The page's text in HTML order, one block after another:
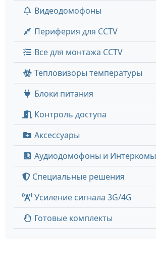
Видеодомофоны
Периферия для CCTV
Все для монтажа CCTV
Тепловизоры температуры
Блоки питания
Контроль доступа
Аксессуары
Аудиодомофоны и Интеркомы
Специальные решения
Усиление сигнала 3G/4G
Готовые комплекты